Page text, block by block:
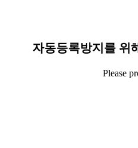
자동등록방지를 위
Please